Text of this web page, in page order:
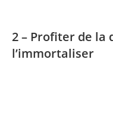
2 – Profiter de la
l’immortaliser